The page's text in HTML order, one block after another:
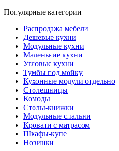
Популярные категории
Распродажа мебели
Дешевые кухни
Модульные кухни
Маленькие кухни
Угловые кухни
Тумбы под мойку
Кухонные модули отдельно
Столешницы
Комоды
Столы-книжки
Модульные спальни
Кровати с матрасом
Шкафы-купе
Новинки